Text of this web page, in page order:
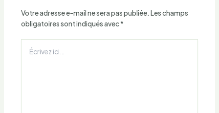
Votre adresse e-mail ne sera pas publiée. Les champs
obligatoires sont indiqués avec*
ici…